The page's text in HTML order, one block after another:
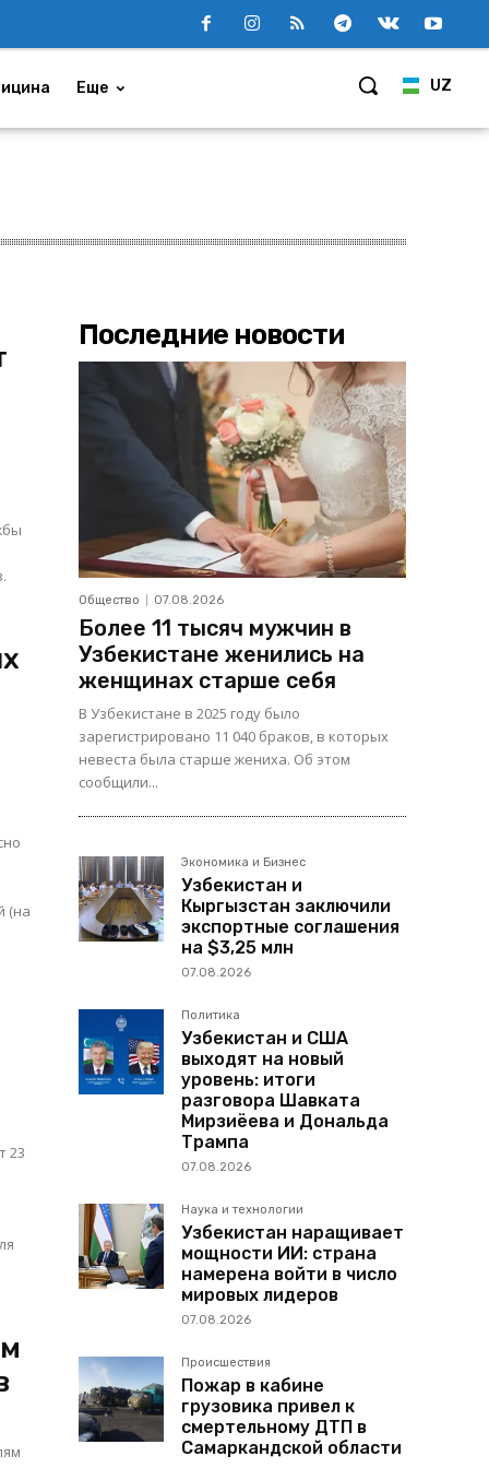
UZ
Еще
(на
23
Последние новости
Общество 07.08.2026
Более 11 тысяч мужчин в
Узбекистане женились на
женщинах старше себя
В Узбекистане в 2025 году было
зарегистрировано 11 040 браков, в которых
невеста была старше жениха. Об этом
сообщили...
Экономика и Бизнес
Узбекистан и
Кыргызстан заключили
экспортные соглашения
на $3,25 млн
07.08.2026
Политика
Узбекистан и США
выходят на новый
уровень: итоги
разговора Шавката
Мирзиёева и Дональда
Трампа
07.08.2026
Наука и технологии
Узбекистан наращивает
мощности ИИ: страна
намерена войти в число
мировых лидеров
07.08.2026
Происшествия
Пожар в кабине
грузовика привел к
смертельному ДТП в
Самаркандской области